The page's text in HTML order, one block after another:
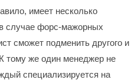
имеет несколько
случае форс-мажорных
сможет подменить другого и
тому же один менеджер не
специализируется на